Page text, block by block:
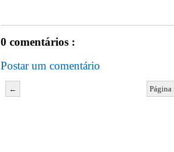
0 comentários :
Postar um comentário
←